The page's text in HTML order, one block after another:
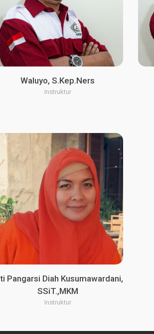
Waluyo, S.Kep.Ners
Instruktur
Pangarsi Diah Kusumawardani,
SSiT.,MKM
Instruktur